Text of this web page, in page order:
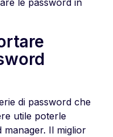
le password in
di password che
utile poterle
Il miglior